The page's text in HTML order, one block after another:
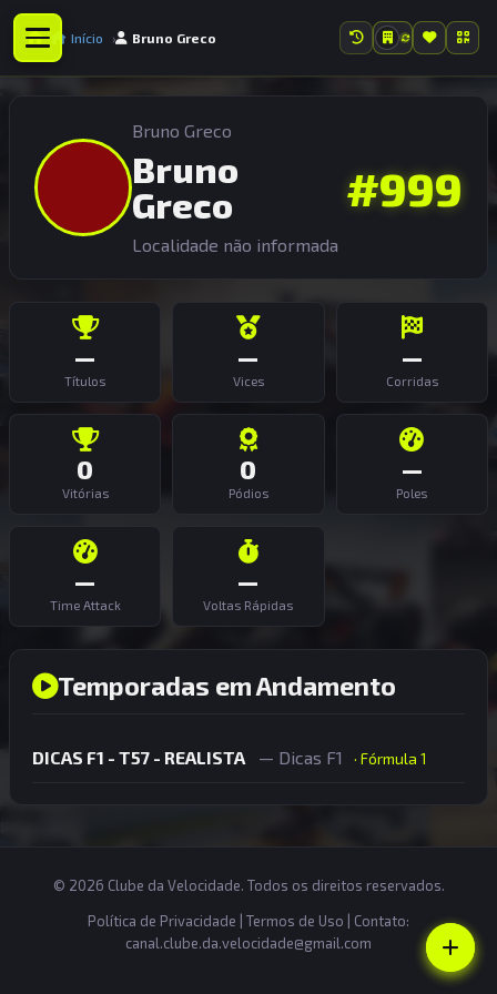
Início Bruno Greco
Bruno Greco
Bruno
Greco
Localidade não informada
#999
—
Títulos
—
Vices
—
Corridas
0
Vitórias
0
Pódios
—
Poles
—
Time Attack
—
Voltas Rápidas
Temporadas em Andamento
DICAS F1 - T57 - REALISTA — Dicas F1 · Fórmula 1
© 2026 Clube da Velocidade. Todos os direitos reservados.
Política de Privacidade
Termos de Uso | Contato:
canal.clube.da.velocidade@gmail.com